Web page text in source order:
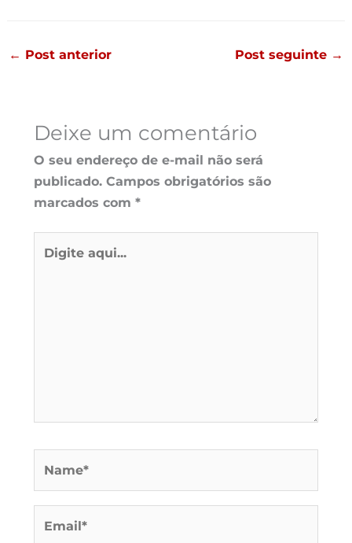
← Post anterior Post seguinte →
Deixe um comentário
O seu endereço de e-mail não será
publicado. Campos obrigatórios são
marcados com *
aqui...